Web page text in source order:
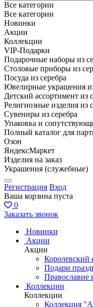
Все категории
Все категории
Новинки
Акции
Коллекции
VIP-Подарки
Подарочные наборы из
Столовые приборы из
Посуда из серебра
Ювелирные украшения
Детский ассортимент из
Религиозные изделия из
Сувениры из серебра
Упаковка и
Полный каталог для
Озон
ЯндексМаркет
Изделия на заказ
Украшения (служебные)
Регистрация Вход
Ваша корзина пуста
0
Заказать звонок
Новинки
Акции
Акции
Королевский
Подари
Православие
Коллекции
Коллекции
Коллекция